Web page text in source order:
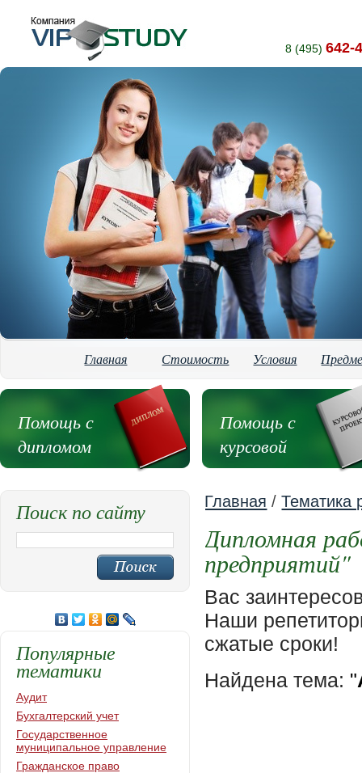
8 (495) 642-
Главная Стоимость Условия
Помощь с
дипломом
Помощь с
курсовой
Главная /Тематика
Дипломная
предприятий"
Вас
Наши
сжатые сроки!
Найдена тема: "
Поиск по сайту
Популярные
тематики
Аудит
Бухгалтерский учет
Государственное
муниципальное управление
Гражданское право